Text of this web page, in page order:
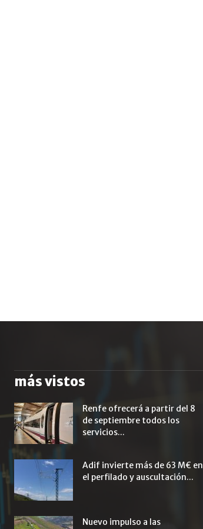
más vistos
Renfe ofrecerá a partir del 8
de septiembre todos los
servicios...
Adif invierte más de 63 M€ en
el perfilado y auscultación...
Nuevo impulso a las